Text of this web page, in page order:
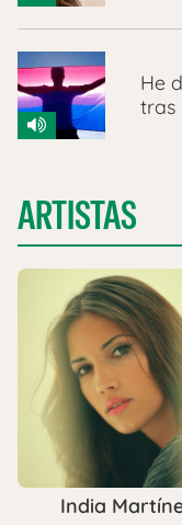
He
tras
ARTISTAS
India